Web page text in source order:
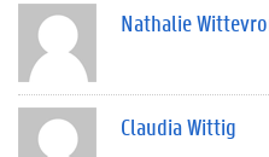
Nathalie
Claudia Wittig